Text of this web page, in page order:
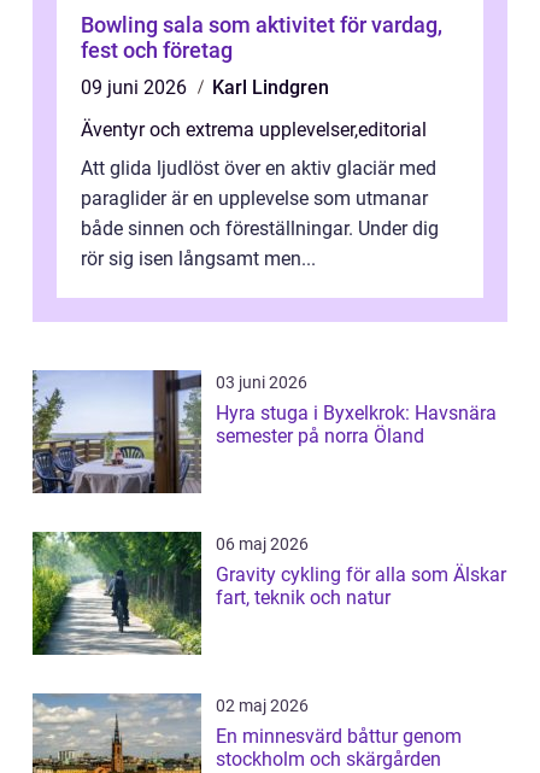
Bowling sala som aktivitet för vardag,
fest och företag
09 juni 2026
Karl Lindgren
Äventyr och extrema upplevelser,editorial
Att glida ljudlöst över en aktiv glaciär med
paraglider är en upplevelse som utmanar
både sinnen och föreställningar. Under dig
rör sig isen långsamt men...
03 juni 2026
Hyra stuga i Byxelkrok: Havsnära
semester på norra Öland
06 maj 2026
Gravity cykling för alla som Älskar
fart, teknik och natur
02 maj 2026
En minnesvärd båttur genom
stockholm och skärgården